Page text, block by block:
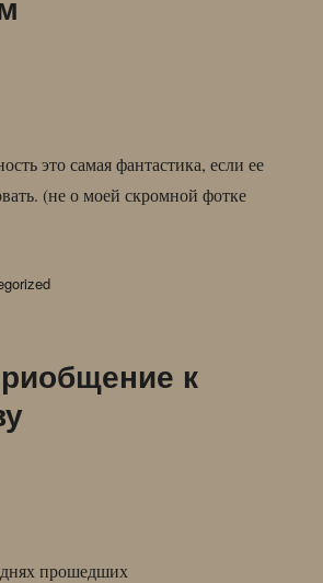
это самая фантастика, если ее
(не о моей скромной фотке
к
прошедших